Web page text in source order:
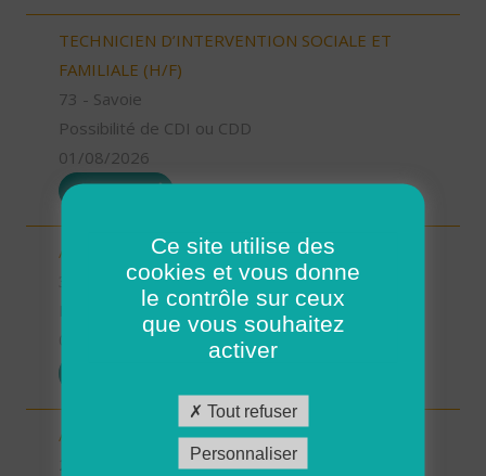
TECHNICIEN D’INTERVENTION SOCIALE ET
FAMILIALE (H/F)
73 - Savoie
Possibilité de CDI ou CDD
01/08/2026
POSTULER
AIDE A DOMICILE (H/F)
34 - Hérault
Possibilité de CDI ou CDD
AIDE A DOMICILE (H/F)
2B - Haute-Corse
Ce site utilise des
cookies et vous donne
le contrôle sur ceux
que vous souhaitez
activer
Tout refuser
Personnaliser